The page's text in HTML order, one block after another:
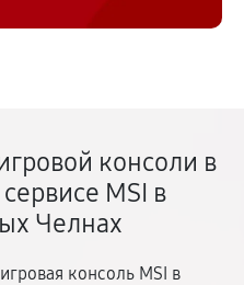
консоли в
MSI в
Челнах
консоль MSI в